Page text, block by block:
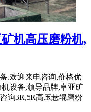
机高压磨粉机,
,欢迎来电咨询,价格优
设备,领导品牌,卓亚矿
询3R,5R高压悬辊磨粉